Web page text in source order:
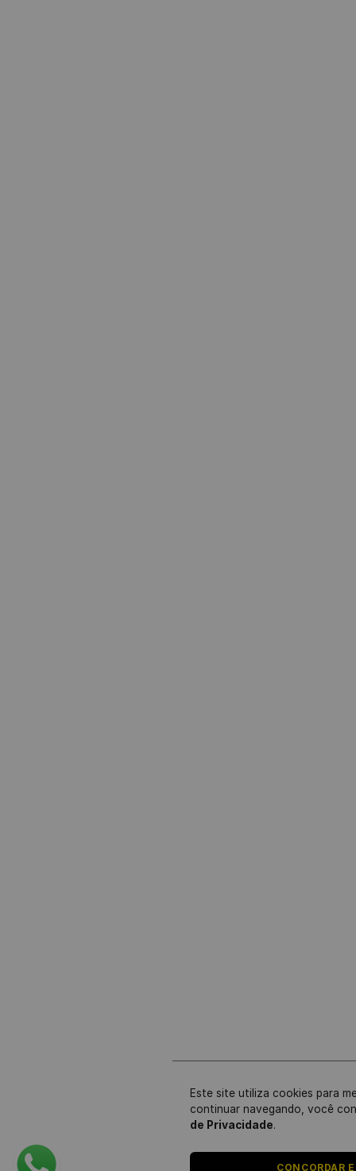
Este site utiliza cookies para
continuar navegando, você
de Privacidade.
CONCORDAR